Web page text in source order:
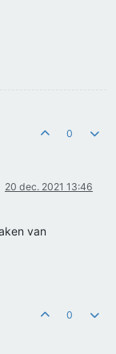
0
20 dec. 2021 13:46
van
0